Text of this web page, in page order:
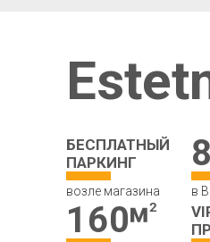
БЕСПЛАТНЫЙ
ПАРКИНГ
возле магазина в
160